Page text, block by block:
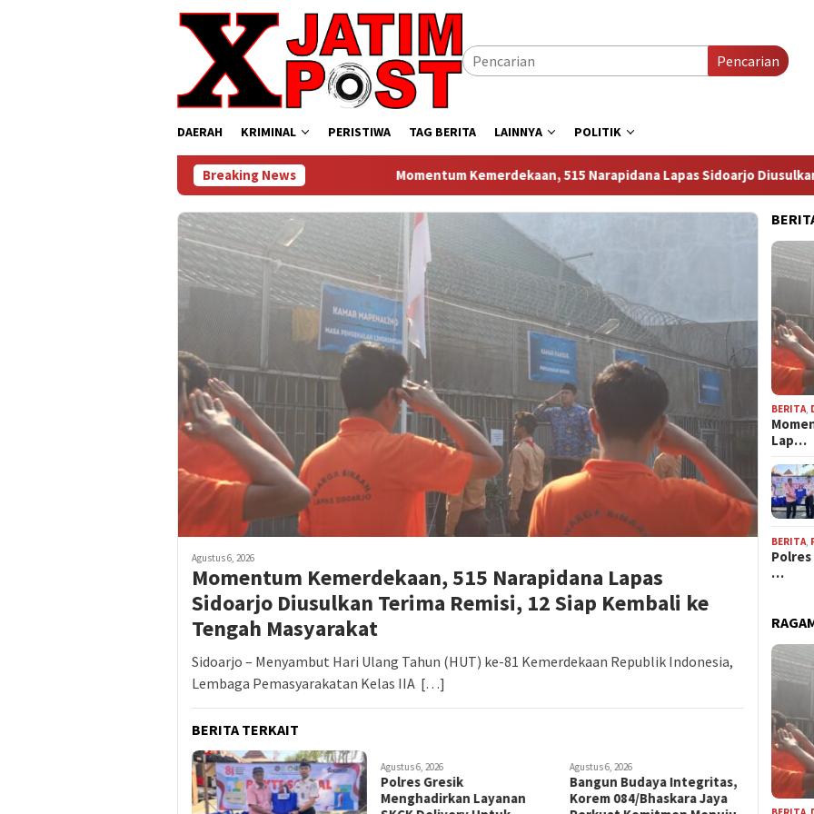
Pencarian
DAERAH KRIMINAL PERISTIWA TAG BERITA LAINNYA POLITIK
Breaking NewsMomentum Kemerdekaan, 515 Narapidana Lapas Sidoarjo Diusulkan Terima Remisi, 12
Agustus 6, 2026
Momentum Kemerdekaan, 515 Narapidana Lapas
Sidoarjo Diusulkan Terima Remisi, 12 Siap Kembali ke
Tengah Masyarakat
Sidoarjo – Menyambut Hari Ulang Tahun (HUT) ke-81 Kemerdekaan Republik Indonesia,
Lembaga Pemasyarakatan Kelas IIA […]
BERITA TERKAIT
Agustus 6, 2026
Polres Gresik
Menghadirkan Layanan
Agustus 6, 2026
Bangun Budaya Integritas,
Korem 084/Bhaskara Jaya
Agustus 6,
Prof.
BERITA
Lap…
BERITA
Polres
…